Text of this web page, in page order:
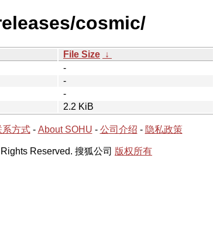
cosmic/
File Size ↓
-
-
-
2.2 KiB
系方式- About SOHU - 公司介绍 - 隐私政策
Reserved. 搜狐公司 版权所有